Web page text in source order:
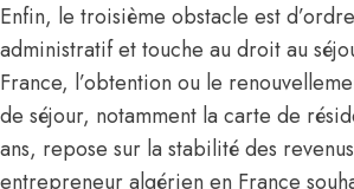
Enfin, le troisième obstacle est d’ordre
administratif et touche au droit au
France, l’obtention ou le
de séjour, notamment la carte de
ans, repose sur la stabilité des
entrepreneur algérien en France